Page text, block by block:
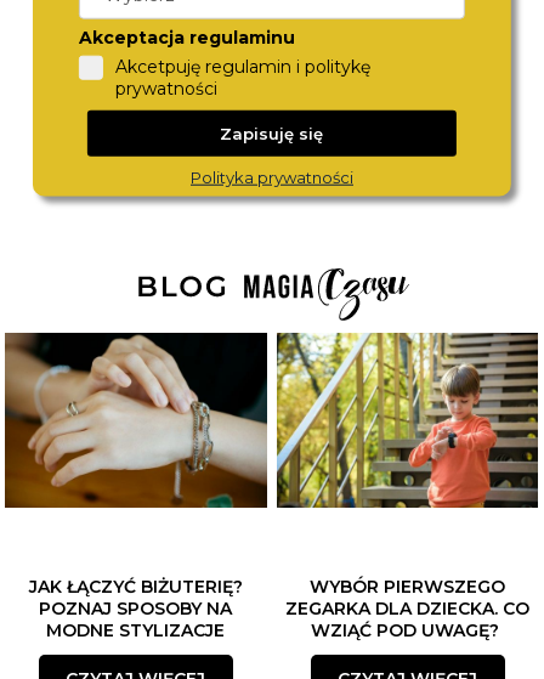
MICHAEL KORS
MK4919
890,-
TOMMY HILFIGER
JAK ŁĄCZYĆ BIŻUTERIĘ?
POZNAJ SPOSOBY NA
MODNE STYLIZACJE
WYBÓR PIERWSZEGO
ZEGARKA DLA DZIECKA. CO
WZIĄĆ POD UWAGĘ?
Akceptacja regulaminu
Akcetpuję regulamin i politykę
prywatności
Zapisuję się
Polityka prywatności